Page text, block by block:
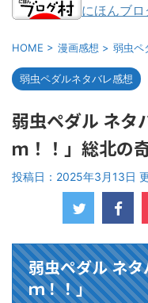
にほんブ
HOME > 漫画感想 > 弱虫ペ
弱虫ペダルネタバレ感想
弱虫ペダル ネタ
ｍ！！」総北の
投稿日：2025年3月13日
弱虫ペダル ネ
ｍ！！」